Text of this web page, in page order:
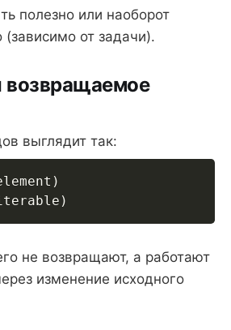
полезно или наоборот
(зависимо от задачи).
возвращаемое
выглядит так:
)
)
не возвращают, а работают
изменение исходного